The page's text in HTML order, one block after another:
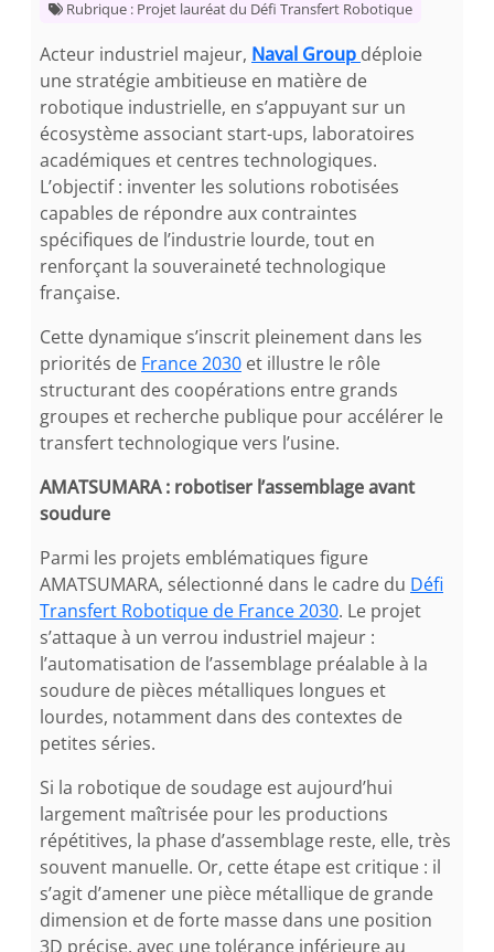
Rubrique : Projet lauréat du Défi Transfert Robotique
Acteur industriel majeur, Naval Group déploie
une stratégie ambitieuse en matière de
robotique industrielle, en s’appuyant sur un
écosystème associant start-ups, laboratoires
académiques et centres technologiques.
L’objectif : inventer les solutions robotisées
capables de répondre aux contraintes
spécifiques de l’industrie lourde, tout en
renforçant la souveraineté technologique
française.
Cette dynamique s’inscrit pleinement dans les
priorités de France 2030 et illustre le rôle
structurant des coopérations entre grands
groupes et recherche publique pour accélérer le
transfert technologique vers l’usine.
AMATSUMARA : robotiser l’assemblage avant
soudure
Parmi les projets emblématiques figure
AMATSUMARA, sélectionné dans le cadre du Défi
Transfert Robotique de France 2030. Le projet
s’attaque à un verrou industriel majeur :
l’automatisation de l’assemblage préalable à la
soudure de pièces métalliques longues et
lourdes, notamment dans des contextes de
petites séries.
Si la robotique de soudage est aujourd’hui
largement maîtrisée pour les productions
répétitives, la phase d’assemblage reste, elle, très
souvent manuelle. Or, cette étape est critique : il
s’agit d’amener une pièce métallique de grande
dimension et de forte masse dans une position
3D précise, avec une tolérance inférieure au